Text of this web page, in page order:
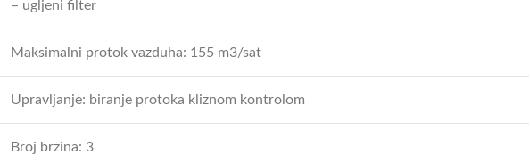
– ugljeni filter
Maksimalni protok vazduha: 155 m3/sat
Upravljanje: biranje protoka kliznom kontrolom
Broj brzina: 3